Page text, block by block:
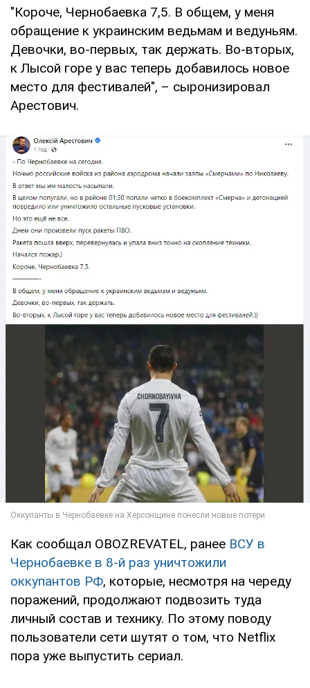
"Короче, Чернобаевка 7,5. В общем, у меня
обращение к украинским ведьмам и ведуньям.
Девочки, во-первых, так держать. Во-вторых,
к Лысой горе у вас теперь добавилось новое
место для фестивалей", – сыронизировал
Арестович.
Как сообщал OBOZREVATEL, ранее ВСУ в
Чернобаевке в 8-й раз уничтожили
оккупантов РФ, которые, несмотря на череду
поражений, продолжают подвозить туда
личный состав и технику. По этому поводу
пользователи сети шутят о том, что Netflix
пора уже выпустить сериал.